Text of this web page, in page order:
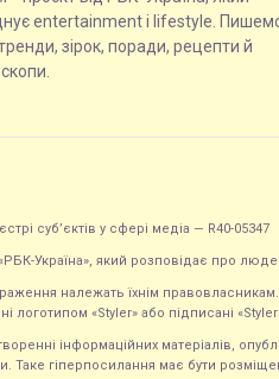
entertainment і lifestyle.
зірок, поради, рецепти й
суб’єктів у сфері медіа — R40-05347
Україна», який розповідає про
належать їхнім
логотипом «Styler» або підписані
інформаційних матеріалів,
Таке гіперпосилання має бути